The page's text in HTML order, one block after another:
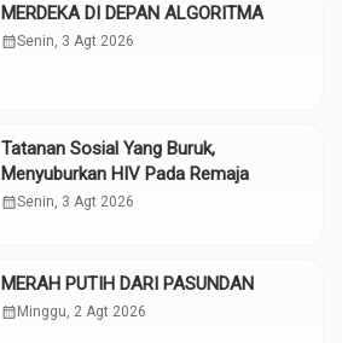
MERDEKA DI DEPAN ALGORITMA
calendar_monthSenin, 3 Agt 2026
Tatanan Sosial Yang Buruk,
Menyuburkan HIV Pada Remaja
calendar_monthSenin, 3 Agt 2026
MERAH PUTIH DARI PASUNDAN
calendar_month Minggu, 2 Agt 2026